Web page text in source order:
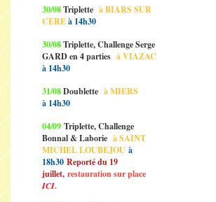
30/08Triplette à BIARS SUR
CEREà 14h30
30/08Triplette, Challenge Serge
GARD en 4 parties à VIAZAC
à 14h30
31/08Doublette à MIERS
à 14h30
04/09 Triplette, Challenge
Bonnal & Laborie à SAINT
MICHEL LOUBEJOU à
18h30 Reporté du 19
juillet, restauration sur place
ICI.